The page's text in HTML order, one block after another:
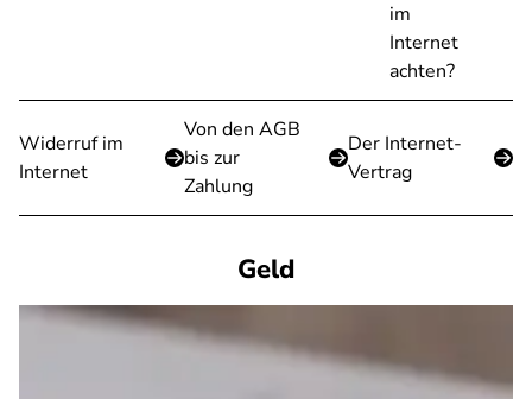
im
Internet
achten?
Widerruf im
Internet
Von den AGB
bis zur
Zahlung
Der Internet-
Vertrag
Geld